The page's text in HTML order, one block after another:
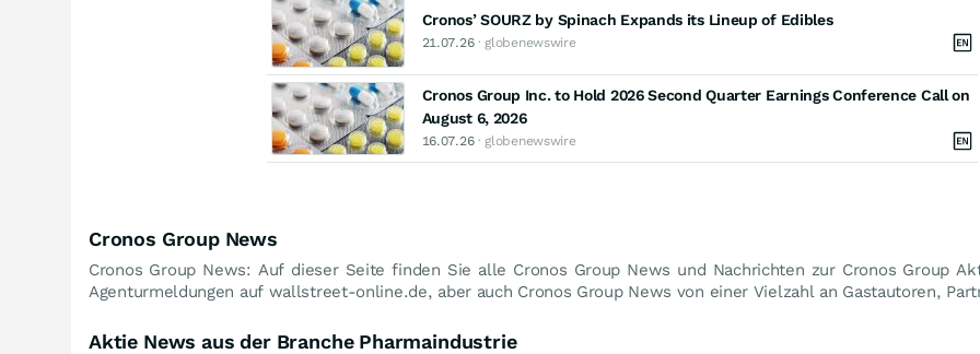
Cronos’ SOURZ by Spinach Expands its Lineup of Edibles
21.07.26· globenewswire
Cronos Group Inc. to Hold 2026 Second Quarter Earnings Conference Call on
August 6, 2026
16.07.26· globenewswire
Cronos Group News
Cronos Group News: Auf dieser Seite finden Sie alle Cronos Group News und Nachrichten zur Cronos Group
Agenturmeldungen auf wallstreet-online.de, aber auch Cronos Group News von einer Vielzahl an Gastautoren,
Aktie News aus der Branche Pharmaindustrie